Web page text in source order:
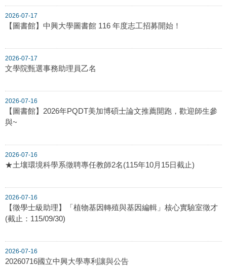
2026-07-17
【圖書館】中興大學圖書館 116 年度志工招募開始！
2026-07-17
文學院甄選事務助理員乙名
2026-07-16
【圖書館】2026年PQDT美加博碩士論文推薦開跑，歡迎師生參
與~
2026-07-16
★土壤環境科學系徵聘專任教師2名(115年10月15日截止)
2026-07-16
【徵學士級助理】「植物基因轉殖與基因編輯」核心實驗室徵才
(截止：115/09/30)
2026-07-16
20260716國立中興大學專利讓與公告